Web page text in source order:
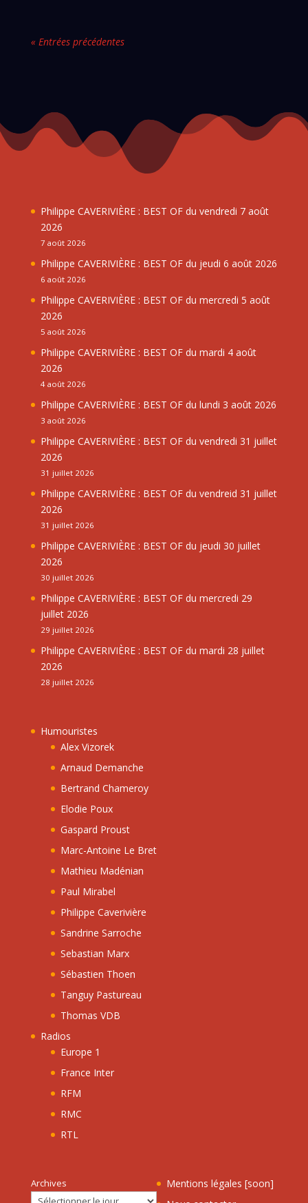
« Entrées précédentes
Philippe CAVERIVIÈRE : BEST OF du vendredi 7 août
2026
7 août 2026
Philippe CAVERIVIÈRE : BEST OF du jeudi 6 août 2026
6 août 2026
Philippe CAVERIVIÈRE : BEST OF du mercredi 5 août
2026
5 août 2026
Philippe CAVERIVIÈRE : BEST OF du mardi 4 août
2026
4 août 2026
Philippe CAVERIVIÈRE : BEST OF du lundi 3 août 2026
3 août 2026
Philippe CAVERIVIÈRE : BEST OF du vendredi 31 juillet
2026
31 juillet 2026
Philippe CAVERIVIÈRE : BEST OF du vendreid 31 juillet
2026
31 juillet 2026
Philippe CAVERIVIÈRE : BEST OF du jeudi 30 juillet
2026
30 juillet 2026
Philippe CAVERIVIÈRE : BEST OF du mercredi 29
juillet 2026
29 juillet 2026
Philippe CAVERIVIÈRE : BEST OF du mardi 28 juillet
2026
28 juillet 2026
Humouristes
Alex Vizorek
Arnaud Demanche
Bertrand Chameroy
Elodie Poux
Gaspard Proust
Marc-Antoine Le Bret
Mathieu Madénian
Paul Mirabel
Philippe Caverivière
Sandrine Sarroche
Sebastian Marx
Sébastien Thoen
Tanguy Pastureau
Thomas VDB
Radios
Europe 1
France Inter
RFM
RMC
RTL
Archives
Mentions légales [soon]